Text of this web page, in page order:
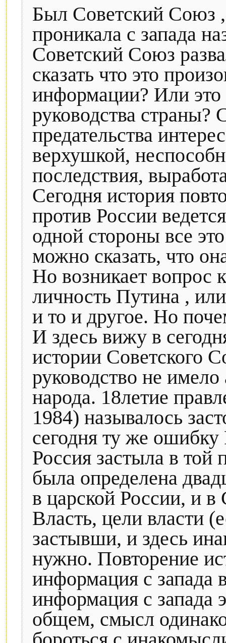
Был Советский Союз
проникала с запада
Советский Союз
сказать что это
информации? Или
руководства страны?
предательства
верхушкой,
последствия,
Сегодня история
против России
одной стороны все
можно сказать, что
Но возникает вопрос
личность Путина ,
и то и другое. Но
И здесь вижу в
истории Советского
руководство не
народа. 18летие
1984) называлось
сегодня ту же ошибку
Россия застыла в той
была определена
в царской России, и
Власть, цели власти
застывши, и здесь
нужно. Повторение
информация с запада
информация с запада
общем, смысл